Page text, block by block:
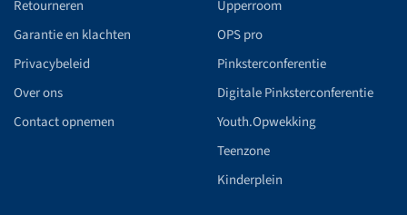
Retourneren
Garantie en klachten
Privacybeleid
Over ons
Contact opnemen
Upperroom
OPS pro
Pinksterconferentie
Digitale Pinksterconferentie
Youth.Opwekking
Teenzone
Kinderplein